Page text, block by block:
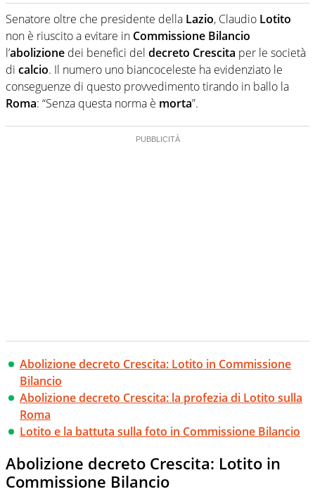
Senatore oltre che presidente della Lazio, Claudio Lotito
non è riuscito a evitare in Commissione Bilancio
l’abolizione dei benefici del decreto Crescita per le società
di calcio. Il numero uno biancoceleste ha evidenziato le
conseguenze di questo provvedimento tirando in ballo la
Roma: “Senza questa norma è morta”.
Abolizione decreto Crescita: Lotito in Commissione
Bilancio
Abolizione decreto Crescita: la profezia di Lotito sulla
Roma
Lotito e la battuta sulla foto in Commissione Bilancio
Abolizione decreto Crescita: Lotito in
Commissione Bilancio